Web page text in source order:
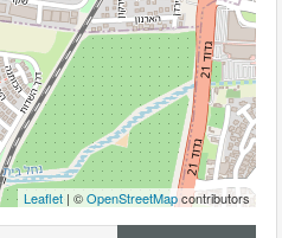
Leaflet | ©OpenStreetMapcontributors